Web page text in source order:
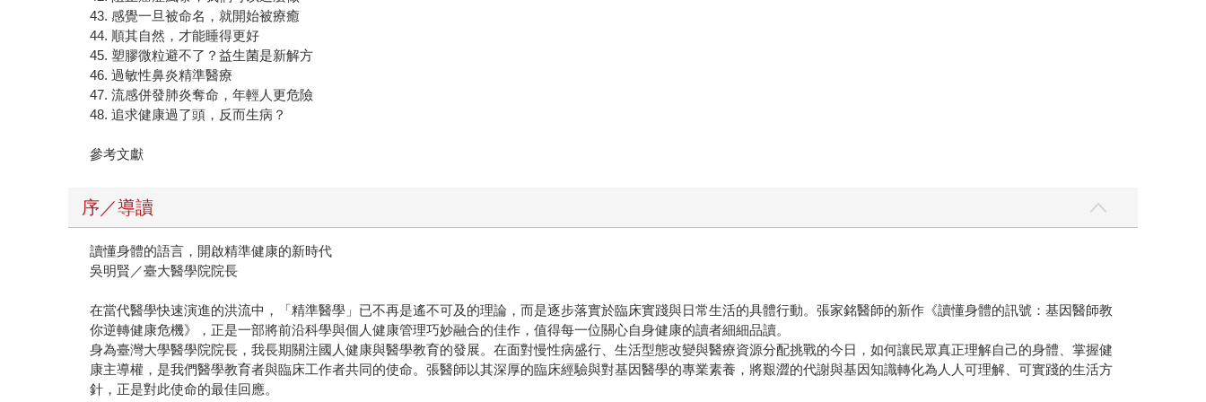
43. 感覺一旦被命名，就開始被療癒
44. 順其自然，才能睡得更好
45. 塑膠微粒避不了？益生菌是新解方
46. 過敏性鼻炎精準醫療
47. 流感併發肺炎奪命，年輕人更危險
48. 追求健康過了頭，反而生病？
參考文獻
序／導讀
讀懂身體的語言，開啟精準健康的新時代
吳明賢／臺大醫學院院長
在當代醫學快速演進的洪流中，「精準醫學」已不再是遙不可及的理論，而是逐步落實於臨床實踐與日常生活的具體行動。張家銘醫師的新作《讀懂身體的訊號：基因醫師教
你逆轉健康危機》，正是一部將前沿科學與個人健康管理巧妙融合的佳作，值得每一位關心自身健康的讀者細細品讀。
身為臺灣大學醫學院院長，我長期關注國人健康與醫學教育的發展。在面對慢性病盛行、生活型態改變與醫療資源分配挑戰的今日，如何讓民眾真正理解自己的身體、掌握健
康主導權，是我們醫學教育者與臨床工作者共同的使命。張醫師以其深厚的臨床經驗與對基因醫學的專業素養，將艱澀的代謝與基因知識轉化為人人可理解、可實踐的生活方
針，正是對此使命的最佳回應。